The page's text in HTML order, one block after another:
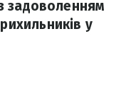
задоволенням
у